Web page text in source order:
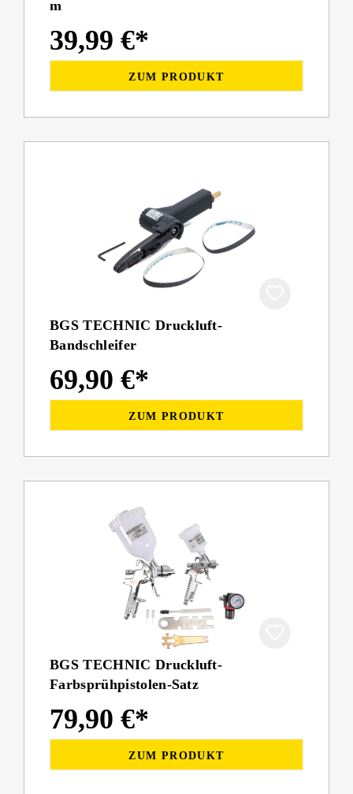
m
39,99 €*
ZUM PRODUKT
BGS TECHNIC Druckluft-
Bandschleifer
69,90 €*
ZUM PRODUKT
BGS TECHNIC Druckluft-
Farbsprühpistolen-Satz
79,90 €*
ZUM PRODUKT